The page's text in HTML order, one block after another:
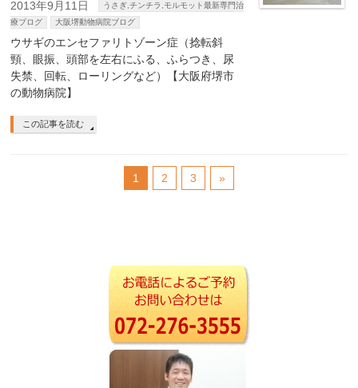
2013年9月11日
うさぎ,チンチラ,モルモット最新専門治
療ブログ
大阪堺動物病院ブログ
ウサギのエンセファリトゾーン症（捻転斜
頸、眼振、頭部を左右にふる、ふらつき、尿
失禁、回転、ローリングなど）【大阪府堺市
の動物病院】
この記事を読む
1 2 3 »